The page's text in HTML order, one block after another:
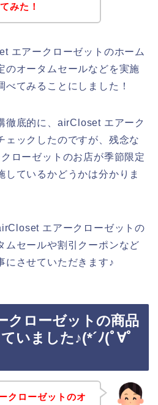
みた！
エアークローゼットのホーム
のオータムセールなどを実施
べてみることにしました！
徹底的に、airCloset エアーク
ェックしたのですが、残念な
ローゼットのお店が季節限定
しているかどうかは分かりま
エアークローゼットの
ムセールや割引クーポンなど
にさせていただきます♪
クローゼットの商品
いました♪(*´ﾉ(ﾟ∀ﾟ
クローゼットのオ